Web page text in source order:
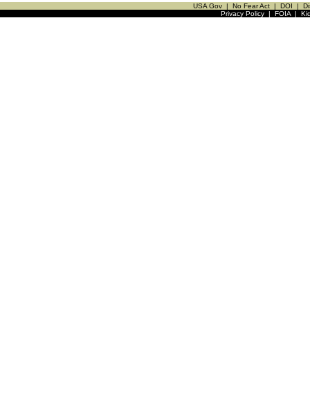
USA Gov | No Fear Act | DOI |
Privacy Policy| FOIA|